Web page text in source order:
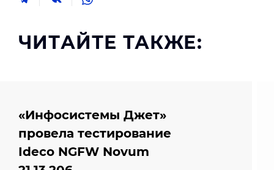
ЧИТАЙТЕ ТАКЖЕ:
«Инфосистемы Джет»
провела тестирование
Ideco NGFW Novum